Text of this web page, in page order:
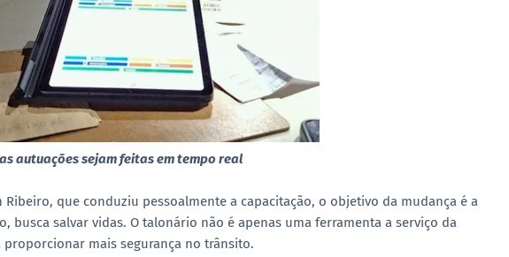
autuações sejam feitas em tempo real
Ribeiro, que conduziu pessoalmente a capacitação, o objetivo da mudança é a
busca salvar vidas. O talonário não é apenas uma ferramenta a serviço da
mais segurança no trânsito.